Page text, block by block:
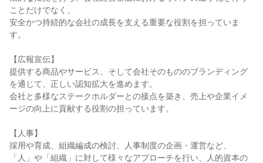
ことだけでなく、
安全かつ持続的な会社の成長を支える重要な役割を担っていま
す。
【広報宣伝】
提供する商品やサービス、そして会社そのもののブランディング
を通じて、正しい認知拡大を進めます。
会社と多様なステークホルダーとの接点を築き、売上や企業イメ
ージの向上に貢献する役割の担っています。
【人事】
採用や育成、組織編成の検討、人事制度の企画・運営など、
「人」や「組織」に対して様々なアプローチを行い、人的資本の